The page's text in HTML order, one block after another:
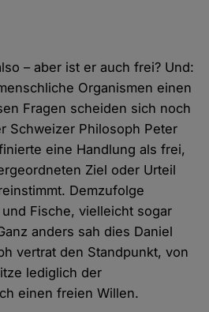
– aber ist er auch frei? Und:
Organismen einen
Fragen scheiden sich noch
Schweizer Philosoph Peter
eine Handlung als frei,
Ziel oder Urteil
Demzufolge
Fische, vielleicht sogar
anders sah dies Daniel
vertrat den Standpunkt, von
lediglich der
einen freien Willen.